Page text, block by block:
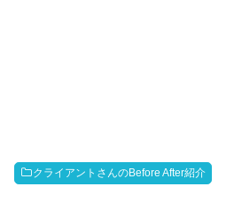
クライアントさんのBefore After紹介